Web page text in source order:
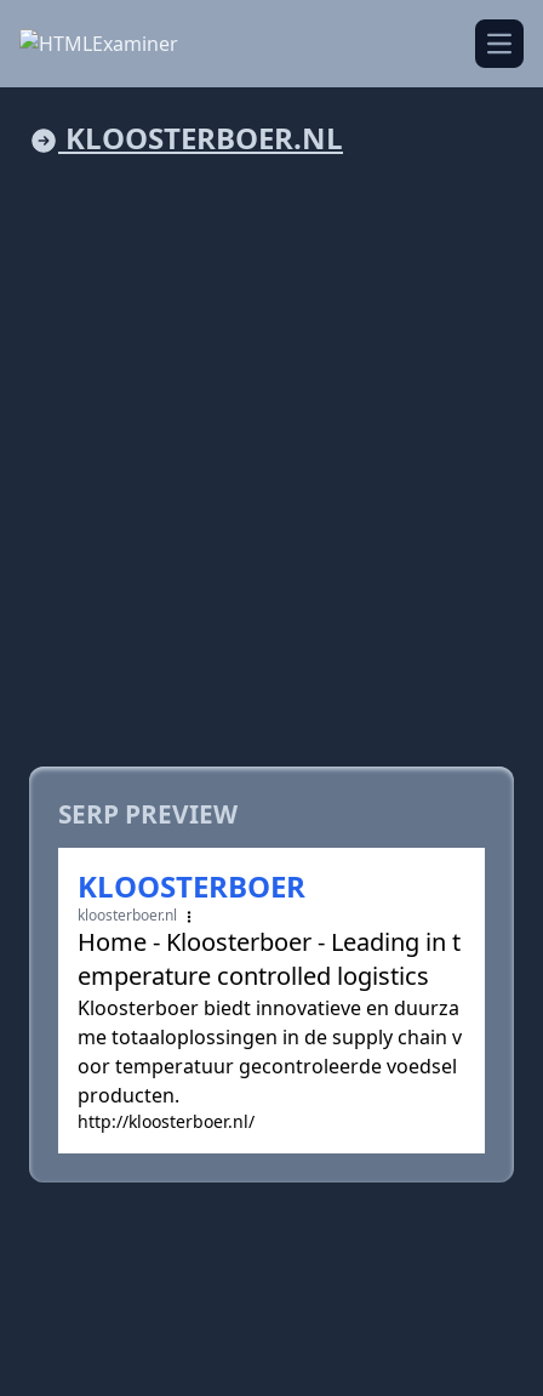
KLOOSTERBOER.NL
SERP PREVIEW
KLOOSTERBOER
kloosterboer.nl
Home - Kloosterboer - Leading in t
emperature controlled logistics
Kloosterboer biedt innovatieve en duurza
me totaaloplossingen in de supply chain v
oor temperatuur gecontroleerde voedsel
producten.
http://kloosterboer.nl/